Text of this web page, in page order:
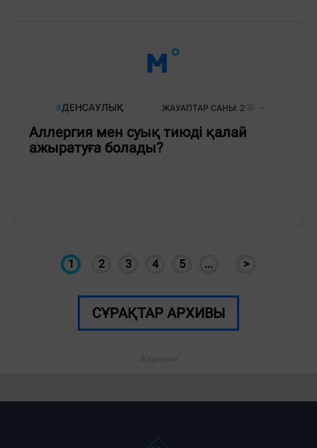
#ДЕНСАУЛЫҚ ЖАУАПТАР САНЫ: 2
Аллергия мен суық тиюді қалай
ажыратуға болады?
1 2 3 4 5 ... >
СҰРАҚТАР АРХИВЫ